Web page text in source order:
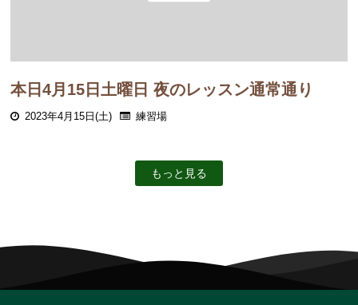
本日4月15日土曜日 夜のレッスン通常通り
2023年4月15日(土) 練習場
もっと見る